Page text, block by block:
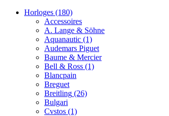
Horloges (180)
Accessoires
A. Lange & Söhne
Aquanautic (1)
Audemars Piguet
Baume & Mercier
Bell & Ross (1)
Blancpain
Breguet
Breitling (26)
Bulgari
Cvstos (1)